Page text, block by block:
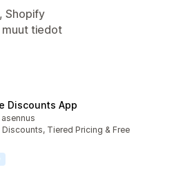
Shopify
muut tiedot
Discounts App
Tiered Pricing & Free